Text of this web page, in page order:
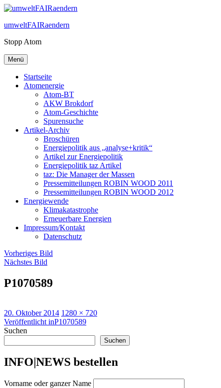
Zum
springen
umweltFAIRaendern
Stopp Atom
Menü
Startseite
Atomenergie
Atom-BT
AKW Brokdorf
Atom-Geschichte
Spurensuche
Artikel-Archiv
Broschüren
Energiepolitik aus „analyse+kritik“
Artikel zur Energiepolitik
Energiepolitik taz Artikel
taz: Die Manager der Massen
Pressemitteilungen ROBIN WOOD 2011
Pressemitteilungen ROBIN WOOD 2012
Energiewende
Klimakatastrophe
Erneuerbare Energien
Impressum/Kontakt
Datenschutz
Vorheriges Bild
Nächstes Bild
P1070589
Veröffentlicht
am
20. Oktober 2014 Originalgröße
1280 × 720
Beitragsnavigation
Veröffentlicht inP1070589
Suchen
Suchen
INFO|NEWS bestellen
Vorname oder ganzer Name